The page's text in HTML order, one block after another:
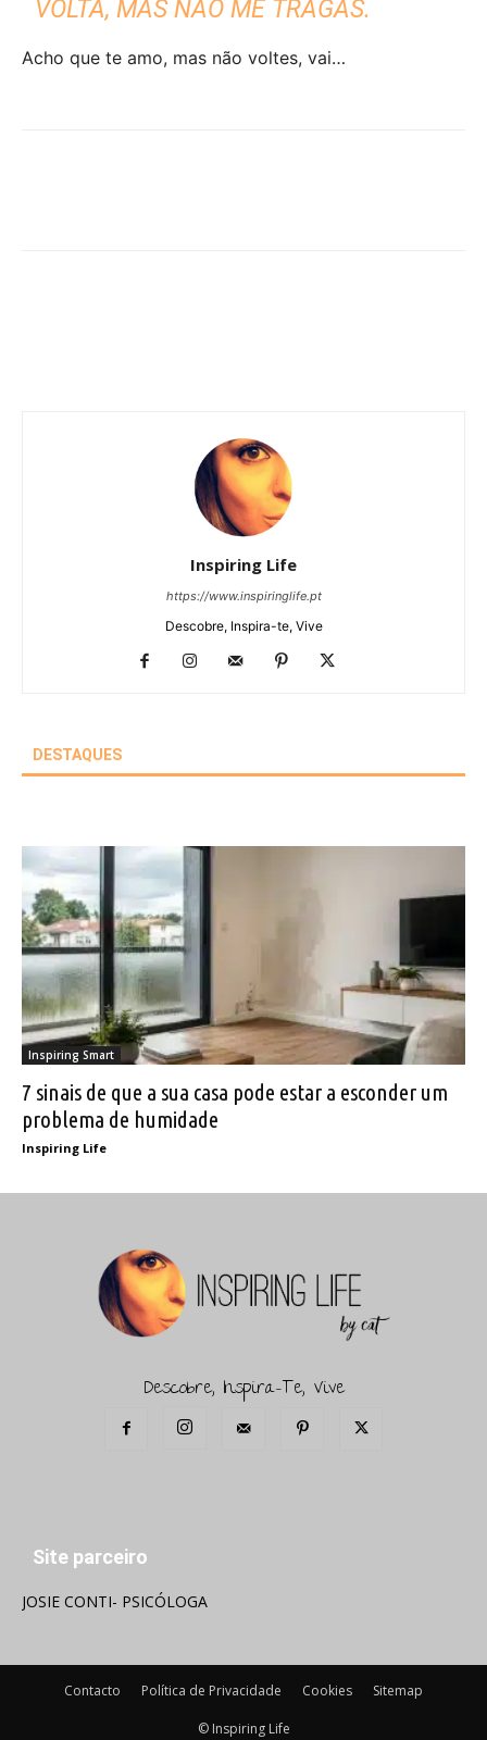
VOLTA, MAS NÃO ME TRAGAS.
Acho que te amo, mas não voltes, vai…
Inspiring Life
https://www.inspiringlife.pt
Descobre, Inspira-te, Vive
DESTAQUES
Inspiring Smart
7 sinais de que a sua casa pode estar a esconder um
problema de humidade
Inspiring Life
Descobre, Inspira-Te, Vive
Site parceiro
JOSIE CONTI- PSICÓLOGA
Contacto Política de Privacidade Cookies Sitemap
© Inspiring Life